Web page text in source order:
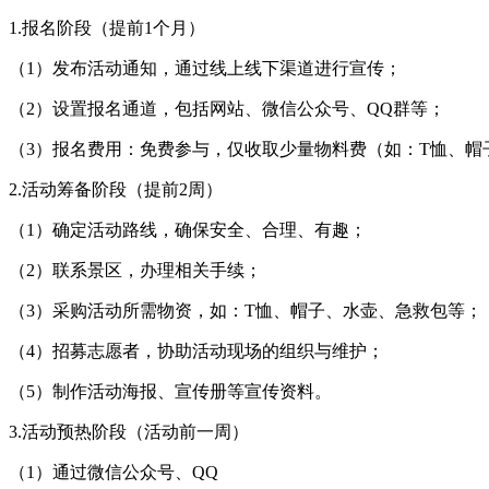
1.报名阶段（提前1个月）
（1）发布活动通知，通过线上线下渠道进行宣传；
（2）设置报名通道，包括网站、微信公众号、QQ群等；
（3）报名费用：免费参与，仅收取少量物料费（如：T恤、帽
2.活动筹备阶段（提前2周）
（1）确定活动路线，确保安全、合理、有趣；
（2）联系景区，办理相关手续；
（3）采购活动所需物资，如：T恤、帽子、水壶、急救包等；
（4）招募志愿者，协助活动现场的组织与维护；
（5）制作活动海报、宣传册等宣传资料。
3.活动预热阶段（活动前一周）
（1）通过微信公众号、QQ